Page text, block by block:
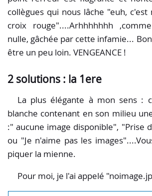
collègues qui nous lâche "euh, c'est
croix rouge"....Arhhhhhhh
nulle, gâchée par cette infamie...
être un peu loin. VENGEANCE !
2 solutions : la 1ere
La plus élégante à mon sens :
blanche contenant en son milieu
:" aucune image disponible", "Prise
ou "Je n'aime pas les
piquer la mienne.
Pour moi, je l'ai appelé